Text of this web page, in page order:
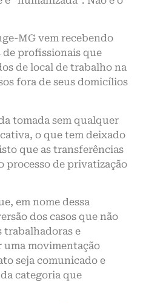
MG vem recebendo
de profissionais que
de local de trabalho na
fora de seus domicílios
tomada sem qualquer
o que tem deixado
que as transferências
processo de privatização
em nome dessa
dos casos que não
trabalhadoras e
uma movimentação
seja comunicado e
categoria que